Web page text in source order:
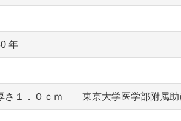
年
さ１．０ｃｍ　　東京大学医学部附